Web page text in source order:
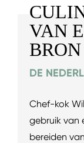
VAN
BRON
DE
Chef-kok
gebruik van
bereiden